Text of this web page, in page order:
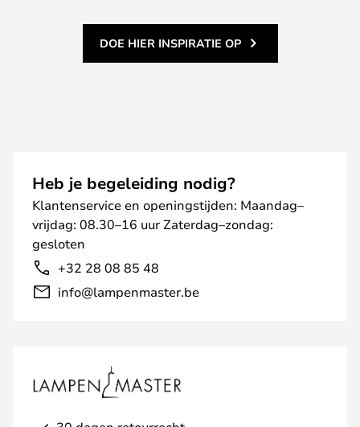
DOE HIER INSPIRATIE OP
Heb je begeleiding nodig?
Klantenservice en openingstijden: Maandag–
vrijdag: 08.30–16 uur Zaterdag–zondag:
gesloten
+32 28 08 85 48
info@lampenmaster.be